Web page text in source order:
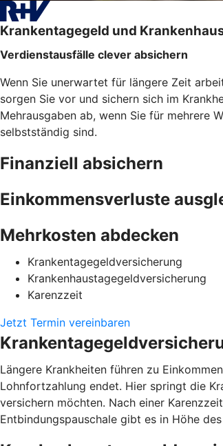
Krankentagegeld und
Verdienstausfälle clever absichern
Wenn Sie unerwartet für längere Zeit
sorgen Sie vor und sichern sich im
Mehrausgaben ab, wenn Sie für mehrere
selbstständig sind.
Finanziell absichern
Einkommensverluste
Mehrkosten abdecken
Krankentagegeldversicherung
Krankenhaustagegeldversicherung
Karenzzeit
Jetzt Termin vereinbaren
Längere Krankheiten führen zu
Lohnfortzahlung endet. Hier springt die
versichern möchten. Nach einer
Entbindungspauschale gibt es in Höhe